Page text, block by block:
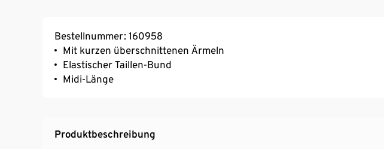
Bestellnummer: 160958
Mit kurzen überschnittenen Ärmeln
Elastischer Taillen-Bund
Midi-Länge
Produktbeschreibung